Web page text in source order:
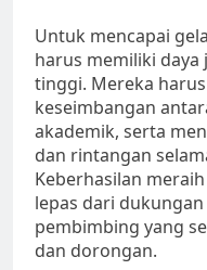
Untuk mencapai
harus memiliki daya
tinggi. Mereka
keseimbangan
akademik, serta
dan rintangan
Keberhasilan
lepas dari
pembimbing yang
dan dorongan.